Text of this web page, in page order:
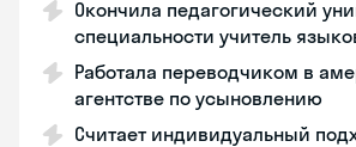
Окончила педагогический
специальности учитель
Работала переводчиком в
агентстве по усыновлению
Считает индивидуальный